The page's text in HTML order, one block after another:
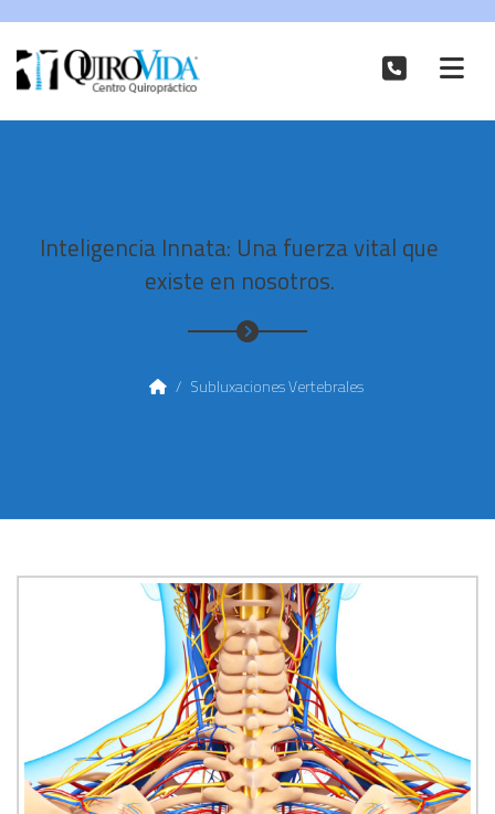
Inteligencia Innata: Una fuerza vital que
existe en nosotros.
/ Subluxaciones Vertebrales